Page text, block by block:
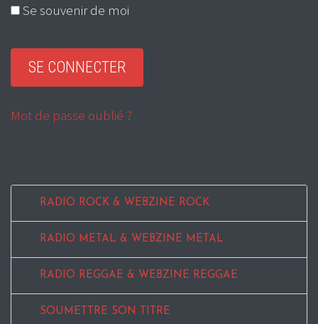
Se souvenir de moi
Mot de passe oublié ?
RADIO ROCK & WEBZINE ROCK
RADIO METAL & WEBZINE METAL
RADIO REGGAE & WEBZINE REGGAE
SOUMETTRE SON TITRE